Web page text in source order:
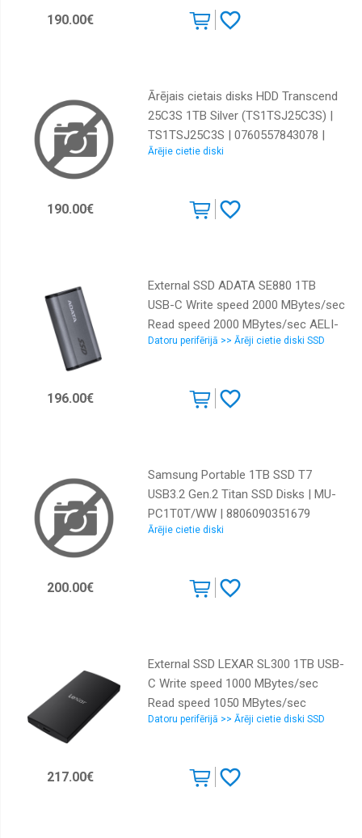
190.00€
Ārējais cietais disks HDD Transcend
25C3S 1TB Silver (TS1TSJ25C3S) |
TS1TSJ25C3S | 0760557843078 |
84717050
Ārējie cietie diski
190.00€
External SSD ADATA SE880 1TB
USB-C Write speed 2000 MBytes/sec
Read speed 2000 MBytes/sec AELI-
SE880-1TCGY
Datoru perifērijā >> Ārēji cietie diski SSD
196.00€
Samsung Portable 1TB SSD T7
USB3.2 Gen.2 Titan SSD Disks | MU-
PC1T0T/WW | 8806090351679
Ārējie cietie diski
200.00€
External SSD LEXAR SL300 1TB USB-
C Write speed 1000 MBytes/sec
Read speed 1050 MBytes/sec
LSL300001T-RNBNG
Datoru perifērijā >> Ārēji cietie diski SSD
217.00€